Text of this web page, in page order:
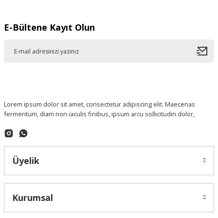
E-Bültene Kayıt Olun
Lorem ipsum dolor sit amet, consectetur adipiscing elit. Maecenas
fermentum, diam non iaculis finibus, ipsum arcu sollicitudin dolor,
Üyelik
Kurumsal